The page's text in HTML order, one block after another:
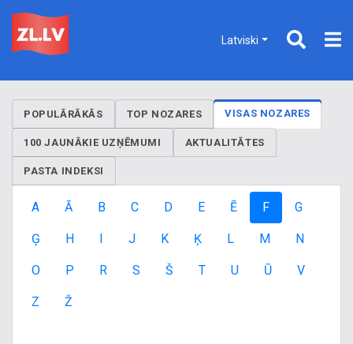
Latviski
POPULĀRĀKĀS TOP NOZARES VISAS NOZARES
100 JAUNĀKIE UZŅĒMUMI AKTUALITĀTES
PASTA INDEKSI
A Ā B C D E Ē F G
Ģ H I J K Ķ L M N
O P R S Š T U Ū V
Z Ž